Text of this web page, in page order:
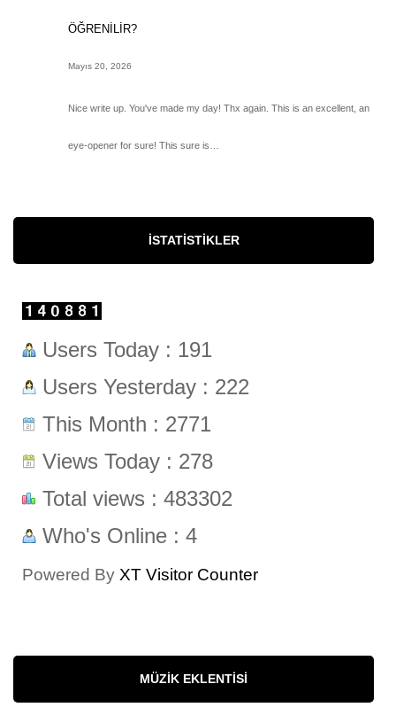
ÖĞRENİLİR?
Mayıs 20, 2026
Nice write up. You've made my day! Thx again. This is an excellent, an
eye-opener for sure! This sure is…
İSTATISTIKLER
Users Today : 191
Users Yesterday : 222
This Month : 2771
Views Today : 278
Total views : 483302
Who's Online : 4
Powered By XT Visitor Counter
MÜZIK EKLENTISI